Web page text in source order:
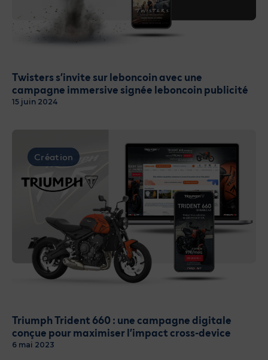
Twisters s’invite sur leboncoin avec une
campagne immersive signée leboncoin publicité
15 juin 2024
Création
Triumph Trident 660 : une campagne digitale
conçue pour maximiser l’impact cross-device
6 mai 2023